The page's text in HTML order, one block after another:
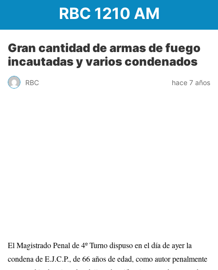
RBC 1210 AM
Gran cantidad de armas de fuego
incautadas y varios condenados
RBC hace 7 años
El Magistrado Penal de 4º Turno dispuso en el día de ayer la
condena de E.J.C.P., de 66 años de edad, como autor penalmente